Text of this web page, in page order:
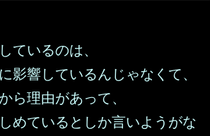
ているのは、
影響しているんじゃなくて、
ら理由があって、
めているとしか言いようがな